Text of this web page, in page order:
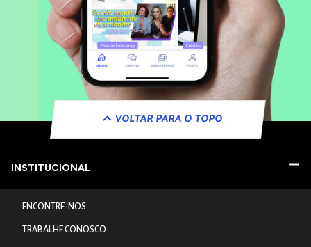
VOLTAR PARA O TOPO
INSTITUCIONAL
ENCONTRE-NOS
TRABALHE CONOSCO